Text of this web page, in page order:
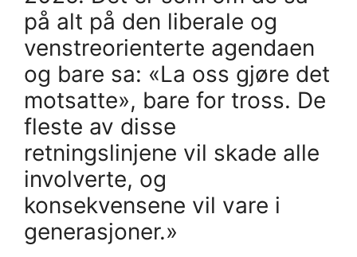
på alt på den liberale og
venstreorienterte agendaen
og bare sa: «La oss gjøre det
motsatte», bare for tross. De
fleste av disse
retningslinjene vil skade alle
involverte, og
konsekvensene vil vare i
generasjoner.»